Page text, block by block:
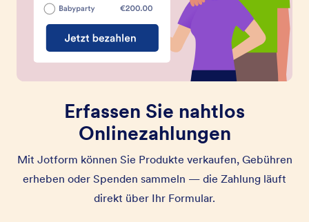
Erfassen Sie nahtlos
Onlinezahlungen
Mit Jotform können Sie Produkte verkaufen, Gebühren
erheben oder Spenden sammeln — die Zahlung läuft
direkt über Ihr Formular.